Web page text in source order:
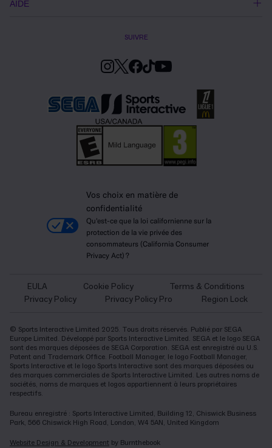
AIDE
SUIVRE
Vos choix en matière de
confidentialité
Qu'est-ce que la loi californienne sur la
protection de la vie privée des
consommateurs (California Consumer
Privacy Act) ?
EULA Cookie Policy
Terms & Conditions
Privacy Policy
Privacy Policy Pro Region Lock
© Sports Interactive Limited 2025. Tous droits réservés. Publié par SEGA
Europe Limited. Développé par Sports Interactive Limited. SEGA et le logo SEGA
sont des marques déposées de SEGA Corporation. SEGA est enregistré au U.S.
Patent and Trademark Office. Football Manager, le logo Football Manager,
Sports Interactive et le logo Sports Interactive sont des marques déposées ou
des marques commerciales de Sports Interactive Limited. Les autres noms de
sociétés, noms de marques et logos appartiennent à leurs propriétaires
respectifs.
Bureau enregistré : Sports Interactive Limited, Building 12, Chiswick Business
Park, 566 Chiswick High Road, London, W4 5AN, United Kingdom
Website Design & Development by Burnthebook